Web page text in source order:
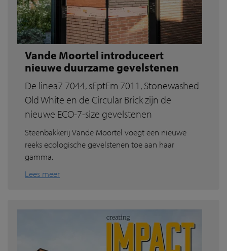
Vande Moortel introduceert
nieuwe duurzame gevelstenen
De linea7 7044, sEptEm 7011, Stonewashed
Old White en de Circular Brick zijn de
nieuwe ECO-7-size gevelstenen
Steenbakkerij Vande Moortel voegt een nieuwe
reeks ecologische gevelstenen toe aan haar
gamma.
Lees meer